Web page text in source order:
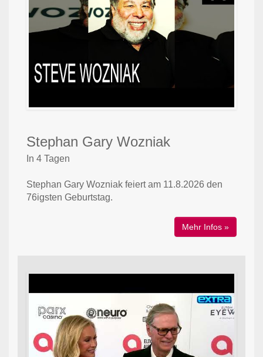
Stephan Gary Wozniak
In 4 Tagen
Stephan Gary Wozniak feiert am 11.8.2026 den
76igsten Geburtstag.
Mehr Infos »